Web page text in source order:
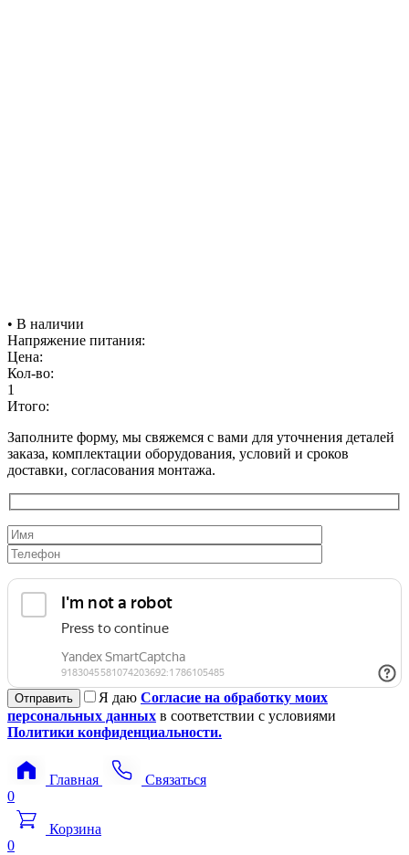
• В наличии
Напряжение питания:
Цена:
Кол-во:
1
Итого:
Заполните форму, мы свяжемся с вами для уточнения деталей
заказа, комплектации оборудования, условий и сроков
доставки, согласования монтажа.
Я даю Согласие на обработку моих
персональных данных в соответствии с условиями
Политики конфиденциальности.
Главная
Связаться
0
Корзина
0